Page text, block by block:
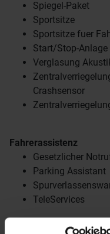
Spiegel-Paket
Sportsitze
Sportsitze fuer
Start/Stop-Anlage
Verglasung
Crashsensor
Fahrerassistenz
Gesetzlicher
Parking Assistant
TeleServices